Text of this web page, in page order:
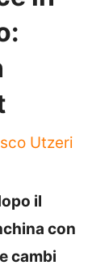
Utzeri
il
con
cambi